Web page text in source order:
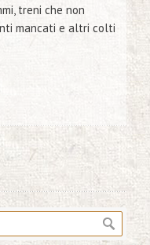
treni che non
mancati e altri colti